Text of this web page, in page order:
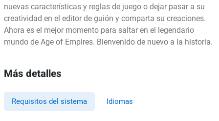
nuevas características y reglas de juego o dejar pasar a su
creatividad en el editor de guión y comparta su creaciones.
Ahora es el mejor momento para saltar en el legendario
mundo de Age of Empires. Bienvenido de nuevo a la historia.
Más detalles
Requisitos del sistema Idiomas